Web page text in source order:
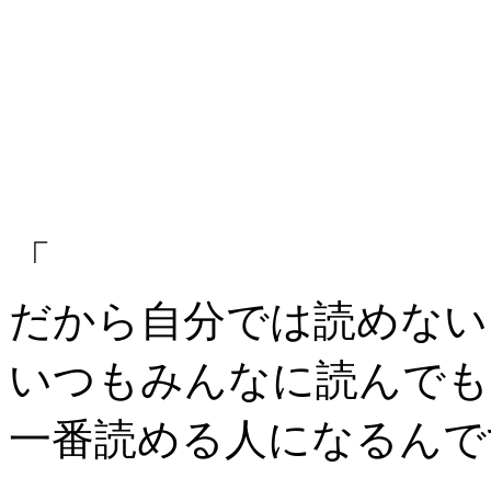
「
だから自分では読め
いつもみんなに読んで
一番読める人になるん